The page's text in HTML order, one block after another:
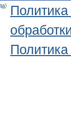
)